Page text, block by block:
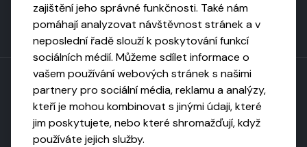
Toto dílo podléhá licenci CC BY-NC-ND
Uveďte původ, neužívejte komerčně, nezpracovávejte.
zajištění jeho správné funkčnosti. Také nám
pomáhají analyzovat návštěvnost stránek a v
neposlední řadě slouží k poskytování funkcí
sociálních médií. Můžeme sdílet informace o
vašem používání webových stránek s našimi
partnery pro sociální média, reklamu a analýzy,
kteří je mohou kombinovat s jinými údaji, které
jim poskytujete, nebo které shromažďují, když
používáte jejich služby.